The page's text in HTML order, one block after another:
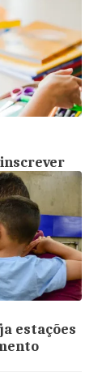
inscrever
estações